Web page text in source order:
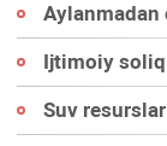
Ijtimoiy soliq
Suv